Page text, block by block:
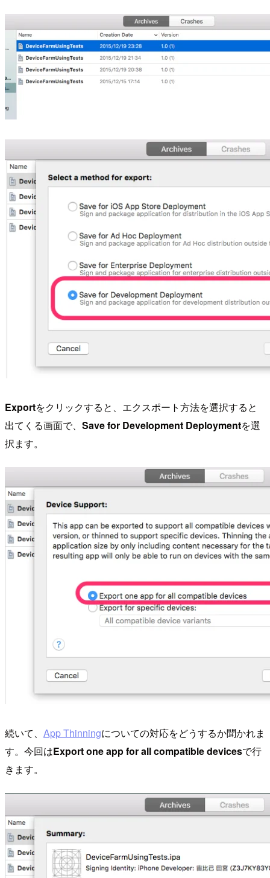
Exportをクリックすると、エクスポート方法を選択すると
出てくる画面で、 Save for Development Deploymentを選
択ます。
続いて、 App Thinningについての対応をどうするか聞かれま
す。今回はExport one app for all compatible devicesで行
きます。